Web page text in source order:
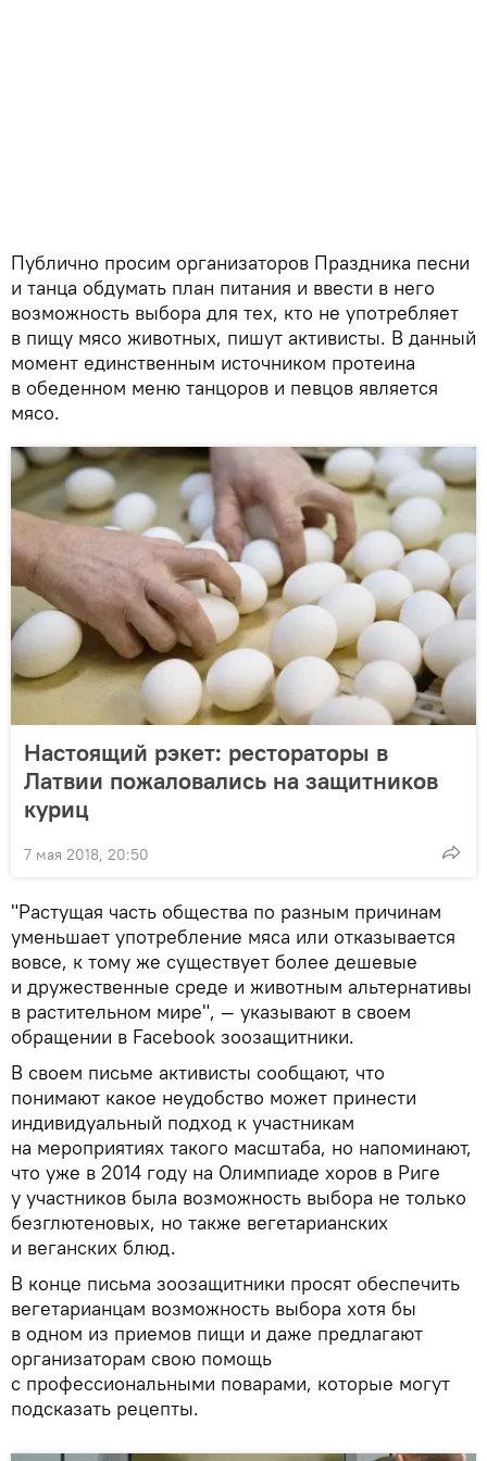
Публично просим организаторов Праздника песни
и танца обдумать план питания и ввести в него
возможность выбора для тех, кто не употребляет
в пищу мясо животных, пишут активисты. В данный
момент единственным источником протеина
в обеденном меню танцоров и певцов является
мясо.
Настоящий рэкет: рестораторы в
Латвии пожаловались на защитников
куриц
7 мая 2018, 20:50
"Растущая часть общества по разным причинам
уменьшает употребление мяса или отказывается
вовсе, к тому же существует более дешевые
и дружественные среде и животным альтернативы
в растительном мире", — указывают в своем
обращении в Facebook зоозащитники.
В своем письме активисты сообщают, что
понимают какое неудобство может принести
индивидуальный подход к участникам
на мероприятиях такого масштаба, но напоминают,
что уже в 2014 году на Олимпиаде хоров в Риге
у участников была возможность выбора не только
безглютеновых, но также вегетарианских
и веганских блюд.
В конце письма зоозащитники просят обеспечить
вегетарианцам возможность выбора хотя бы
в одном из приемов пищи и даже предлагают
организаторам свою помощь
с профессиональными поварами, которые могут
подсказать рецепты.